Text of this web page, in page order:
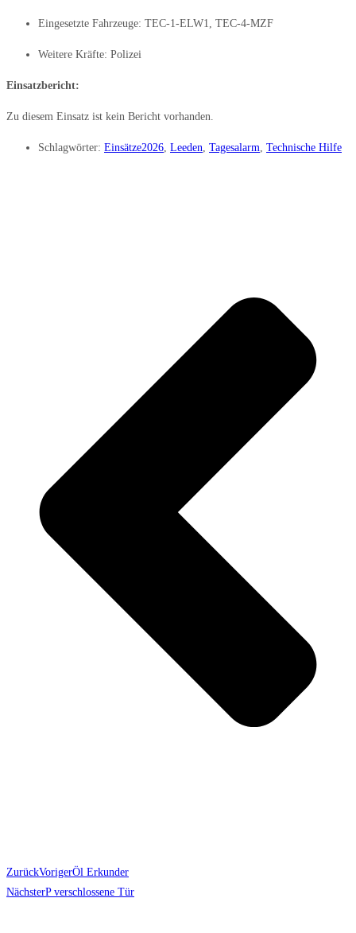
Eingesetzte Fahrzeuge: TEC-1-ELW1, TEC-4-MZF
Weitere Kräfte: Polizei
Einsatzbericht:
Zu diesem Einsatz ist kein Bericht vorhanden.
Schlagwörter: Einsätze2026, Leeden, Tagesalarm, Technische Hilfe
ZurückVorigerÖl Erkunder
NächsterP verschlossene Tür